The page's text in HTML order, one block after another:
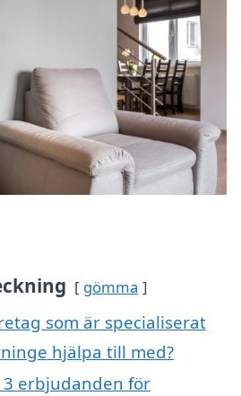
gömma
som är specialiserat
hjälpa till med?
erbjudanden för